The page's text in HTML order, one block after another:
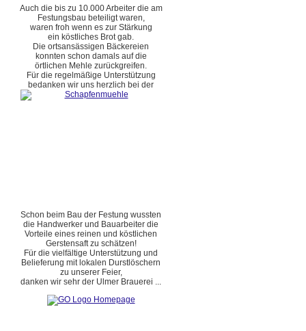
Auch die bis zu 10.000 Arbeiter die am
Festungsbau beteiligt waren,
waren froh wenn es zur Stärkung
ein köstliches Brot gab.
Die ortsansässigen Bäckereien
konnten schon damals auf die
örtlichen Mehle zurückgreifen.
Für die regelmäßige Unterstützung
bedanken wir uns herzlich bei der
Schon beim Bau der Festung wussten
die Handwerker und Bauarbeiter die
Vorteile eines reinen und köstlichen
Gerstensaft zu schätzen!
Für die vielfältige Unterstützung und
Belieferung mit lokalen Durstlöschern
zu unserer Feier,
danken wir sehr der Ulmer Brauerei ...